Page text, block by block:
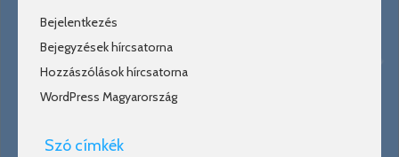
Bejelentkezés
Bejegyzések hírcsatorna
Hozzászólások hírcsatorna
WordPress Magyarország
Szó címkék